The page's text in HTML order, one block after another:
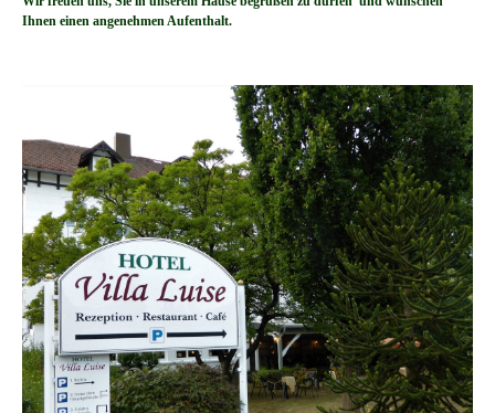
Ihnen einen angenehmen Aufenthalt.